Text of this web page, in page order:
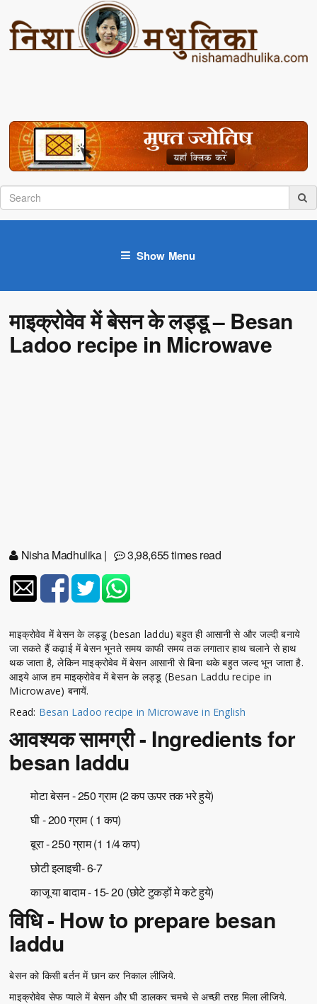
Show Menu
माइक्रोवेव में बेसन के लड्डू – Besan
Ladoo recipe in Microwave
Nisha Madhulika| 3,98,655 times read
माइक्रोवेव में बेसन के लड्डू (besan laddu) बहुत ही आसानी से और जल्दी बनाये
जा सकते हैं कढ़ाई में बेसन भूनते समय काफी समय तक लगातार हाथ चलाने से हाथ
थक जाता है, लेकिन माइक्रोवेव में बेसन आसानी से बिना थके बहुत जल्द भून जाता है.
आइये आज हम माइक्रोवेव में बेसन के लड्डू (Besan Laddu recipe in
Microwave) बनायें.
Read: Besan Ladoo recipe in Microwave in English
आवश्यक सामग्री - Ingredients for
besan laddu
मोटा बेसन - 250 ग्राम (2 कप ऊपर तक भरे हुये)
घी - 200 ग्राम ( 1 कप)
बूरा - 250 ग्राम (1 1/4 कप)
छोटी इलाइची- 6-7
काजू या बादाम - 15- 20 (छोटे टुकड़ों मे कटे हुये)
विधि - How to prepare besan
laddu
बेसन को किसी बर्तन में छान कर निकाल लीजिये.
माइक्रोवेव सेफ प्याले में बेसन और घी डालकर चमचे से अच्छी तरह मिला लीजिये.